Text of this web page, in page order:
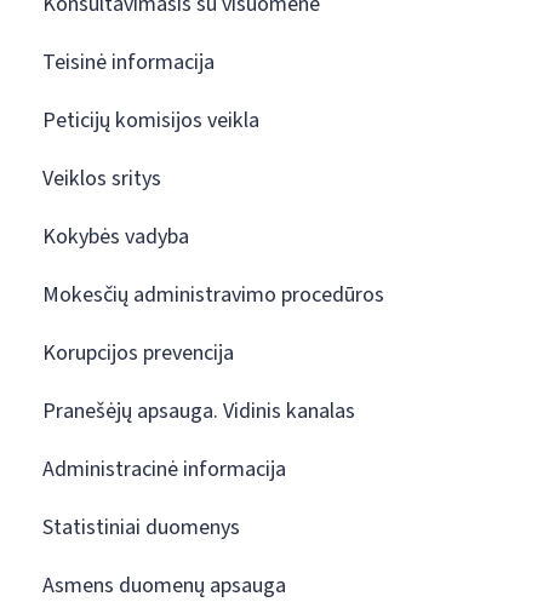
Teisinė informacija
Peticijų komisijos veikla
Veiklos sritys
Kokybės vadyba
Mokesčių administravimo procedūros
Korupcijos prevencija
Pranešėjų apsauga. Vidinis kanalas
Administracinė informacija
Statistiniai duomenys
Asmens duomenų apsauga